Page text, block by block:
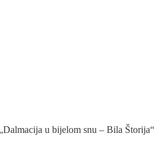
u bijelom snu – Bila Štorija“